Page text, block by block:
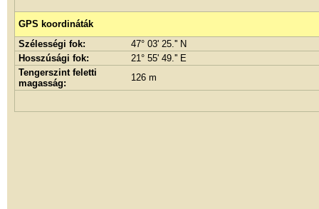
GPS koordináták
Szélességi fok:
47° 03' 25.'' N
Hosszúsági fok:
21° 55' 49.'' E
Tengerszint feletti
magasság:
126 m